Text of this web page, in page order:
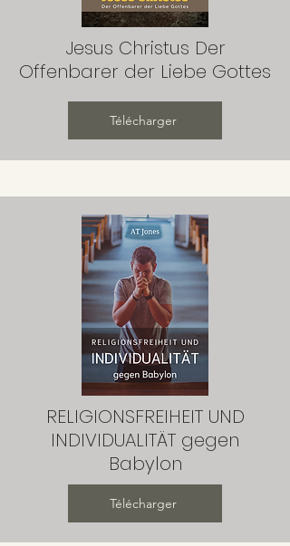
Jesus Christus Der
Offenbarer der Liebe Gottes
Télécharger
RELIGIONSFREIHEIT UND
INDIVIDUALITÄT gegen
Babylon
Télécharger